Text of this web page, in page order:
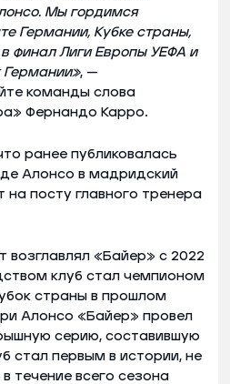
Мы гордимся
Германии, Кубке страны,
финал Лиги Европы УЕФА и
Германии», —
команды слова
Фернандо Карро.
ранее публиковалась
Алонсо в мадридский
на посту главного тренера
возглавлял «Байер» с 2022
клуб стал чемпионом
страны в прошлом
Алонсо «Байер» провел
серию, составившую
стал первым в истории, не
течение всего сезона